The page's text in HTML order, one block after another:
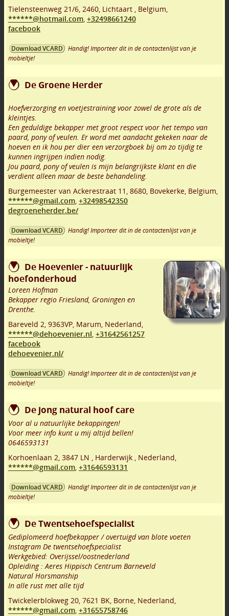
Tielensteenweg 21/6, 2460, Lichtaart , Belgium,
******@hotmail.com, +32498661240
facebook
Download VCARD
Handig! Importeer dit in de contactenlijst van je
mobieltje!
De Groene Herder
Hoefverzorging en voetjestraining voor zowel de grote als de
kleintjes.
Een geduldige bekapper met groot respect voor het tempo van
paard, pony of veulen. Er word met aandacht gekeken naar de
hoeven en ik hou per dier een verzorgboek bij om zo tijdig te
kunnen ingrijpen indien nodig.
Jou paard, pony of veulen is mijn belangrijkste klant en die
verdient alleen maar de beste behandeling.
Burgemeester van Ackerestraat 11 , 8680, Bovekerke, Belgium,
******@gmail.com, +32498542350
degroeneherder.be/
Download VCARD
Handig! Importeer dit in de contactenlijst van je
mobieltje!
De Hoevenier - natuurlijk
hoefonderhoud
Loreen Hofman
Bekapper regio Friesland, Groningen en
Drenthe.
Bareveld 2, 9363VP, Marum, Nederland,
******@dehoevenier.nl, +31642561257
facebook
dehoevenier.nl/
Download VCARD
Handig! Importeer dit in de contactenlijst van je
mobieltje!
De jong natural hoof care
Voor al u natuurlijke bekappingen!
Voor meer info kunt u mij altijd bellen!
0646593131
Korhoenlaan 2, 3847 LN , Harderwijk , Nederland,
******@gmail.com, +31646593131
Download VCARD
Handig! Importeer dit in de contactenlijst van je
mobieltje!
De Twentsehoefspecialist
Gediplomeerd hoefbekapper / overtuigd van blote voeten
Instagram De twentsehoefspecialist
Werkgebied: Overijssel/oostnederland
Opleiding : Aeres Hippisch Centrum Barneveld
Natural Horsmanship
In alle rust met alle tijd
Twickelerblokweg 20, 7621 BK, Borne, Nederland,
******@gmail.com, +31655758746